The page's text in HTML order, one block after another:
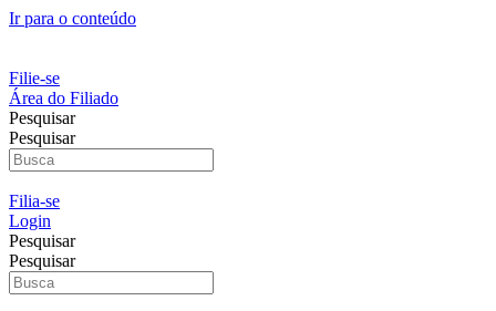
Ir para o conteúdo
Filie-se
Área do Filiado
Pesquisar
Pesquisar
Filia-se
Login
Pesquisar
Pesquisar